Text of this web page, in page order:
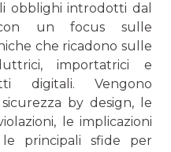
obblighi introdotti dal
un focus sulle
che ricadono sulle
importatrici e
digitali. Vengono
by design, le
le implicazioni
principali sfide per